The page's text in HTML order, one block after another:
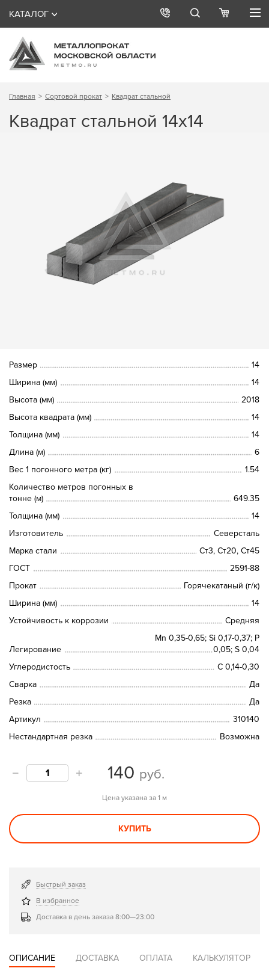
КАТАЛОГ
Главная Сортовой прокат Квадрат стальной
Квадрат стальной 14х14
Размер
14
Ширина (мм)
14
Высота (мм)
2018
Высота квадрата (мм)
14
Толщина (мм)
14
Длина (м)
6
Вес 1 погонного метра (кг)
1.54
Количество метров погонных в
тонне (м)
649.35
Толщина (мм)
14
Изготовитель
Северсталь
Марка стали
Ст3, Ст20, Ст45
ГОСТ
2591-88
Прокат
Горячекатаный (г/к)
Ширина (мм)
14
Устойчивость к коррозии
Средняя
Легирование
Mn 0,35-0,65; Si 0,17-0,37; P
0,05; S 0,04
Углеродистость
C 0,14-0,30
Сварка
Да
Резка
Да
Артикул
310140
Нестандартная резка
Возможна
140 руб.
Цена указана за 1 м
КУПИТЬ
Быстрый заказ
В избранное
Доставка в день заказа 8:00—23:00
ОПИСАНИЕ ДОСТАВКА ОПЛАТА КАЛЬКУЛЯТОР